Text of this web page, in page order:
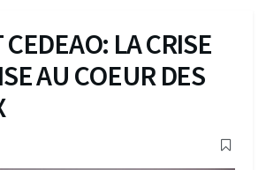
LA CRISE
AU COEUR DES